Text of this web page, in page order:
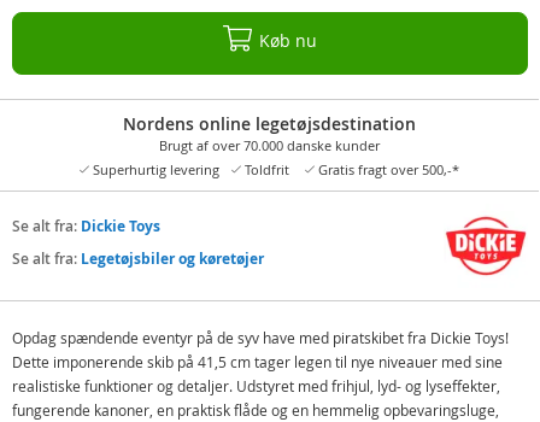
Køb nu
Nordens online legetøjsdestination
Brugt af over 70.000 danske kunder
Superhurtig levering
Toldfrit Gratis fragt over 500,-*
Se alt fra: Dickie Toys
Se alt fra: Legetøjsbiler og køretøjer
Opdag spændende eventyr på de syv have med piratskibet fra Dickie Toys!
Dette imponerende skib på 41,5 cm tager legen til nye niveauer med sine
realistiske funktioner og detaljer. Udstyret med frihjul, lyd- og lyseffekter,
fungerende kanoner, en praktisk flåde og en hemmelig opbevaringsluge,